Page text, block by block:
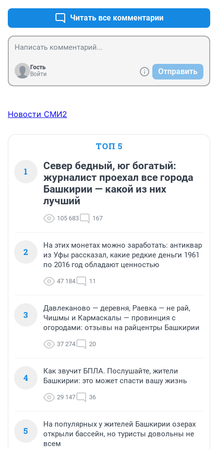
Читать все комментарии
Гость
Войти
Отправить
Новости СМИ2
ТОП 5
1
Север бедный, юг богатый:
журналист проехал все города
Башкирии — какой из них
лучший
105 683 167
2
На этих монетах можно заработать: антиквар
из Уфы рассказал, какие редкие деньги 1961
по 2016 год обладают ценностью
47 184 11
3
Давлеканово — деревня, Раевка — не рай,
Чишмы и Кармаскалы — провинция с
огородами: отзывы на райцентры Башкирии
37 274 20
4
Как звучит БПЛА. Послушайте, жители
Башкирии: это может спасти вашу жизнь
29 147 36
5
На популярных у жителей Башкирии озерах
открыли бассейн, но туристы довольны не
всем